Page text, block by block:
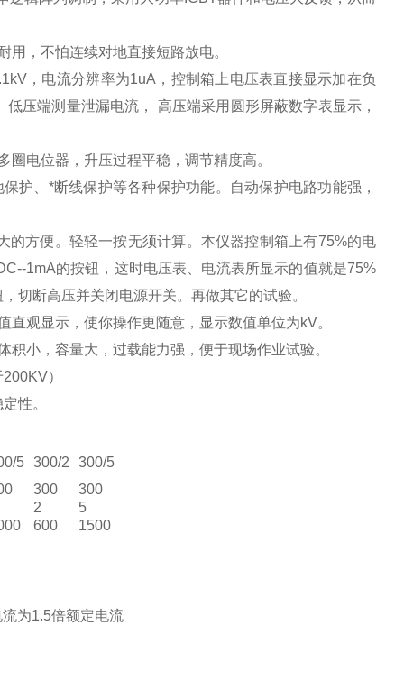
经久耐用，不怕连续对地直接短路放电。
，电流分辨率为1uA，控制箱上电压表直接显示加在负
压端测量泄漏电流， 高压端采用圆形屏蔽数字表显示，
电位器，升压过程平稳，调节精度高。
护、*断线保护等各种保护功能。自动保护电路功能强，
方便。轻轻一按无须计算。本仪器控制箱上有75%的电
1mA的按钮，这时电压表、电流表所显示的值就是75%
切断高压并关闭电源开关。再做其它的试验。
观显示，使你操作更随意，显示数值单位为kV。
小，容量大，过载能力强，便于现场作业试验。
）
性。
5 300/2
300/5
300
300
2
5
600
1500
为1.5倍额定电流